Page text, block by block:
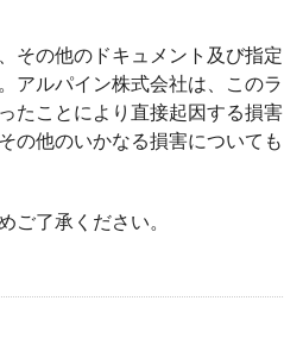
その他のドキュメント及び指定
アルパイン株式会社は、このラ
たことにより直接起因する損害
の他のいかなる損害についても
ご了承ください。